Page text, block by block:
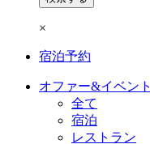
×
宿泊予約
オファー&イベント
全て
宿泊
レストラン